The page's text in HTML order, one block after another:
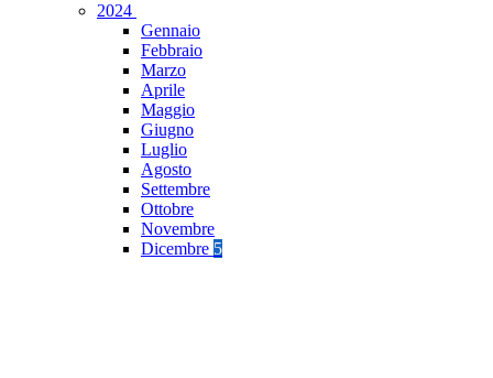
2024
Gennaio
Febbraio
Marzo
Aprile
Maggio
Giugno
Luglio
Agosto
Settembre
Ottobre
Novembre
Dicembre 5